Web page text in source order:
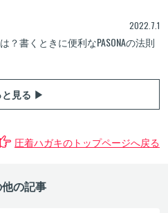
2022.7.1
？書くときに便利なPASONAの法則
と見る ▶
圧着ハガキのトップページへ戻る
の記事